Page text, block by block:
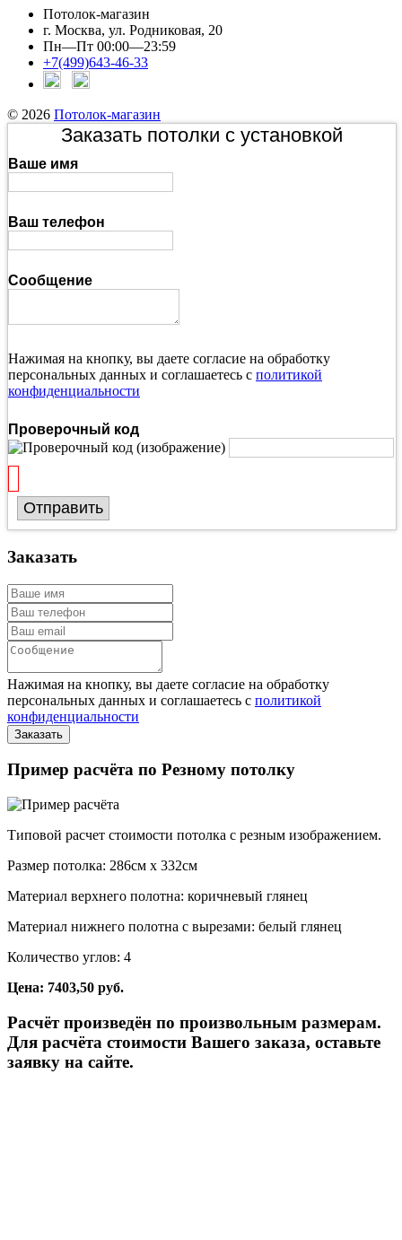
Потолок-магазин
г. Москва, ул. Родниковая, 20
Пн—Пт 00:00—23:59
+7(499)643-46-33
© 2026 Потолок-магазин
Заказать потолки с установкой
Ваше имя
Ваш телефон
Сообщение
Нажимая на кнопку, вы даете согласие на обработку
персональных данных и соглашаетесь с политикой
конфиденциальности
Проверочный код
Отправить
Заказать
Нажимая на кнопку, вы даете согласие на обработку
персональных данных и соглашаетесь с политикой
конфиденциальности
Пример расчёта по Резному потолку
Типовой расчет стоимости потолка с резным изображением.
Размер потолка: 286см x 332см
Материал верхнего полотна: коричневый глянец
Материал нижнего полотна с вырезами: белый глянец
Количество углов: 4
Цена: 7403,50 руб.
Расчёт произведён по произвольным размерам.
Для расчёта стоимости Вашего заказа, оставьте
заявку на сайте.